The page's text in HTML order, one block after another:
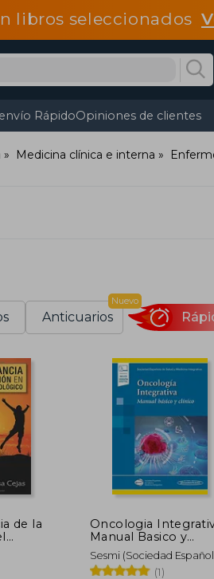
libros seleccionados
RápidoOpiniones de clientes
Medicina clínica e interna
Anticuarios
Nuevo
de la
Oncologia
Manual Basico y
Clinico (Incluye
Version Digital)
Sesmi (Sociedad
De Salud Y
(1)